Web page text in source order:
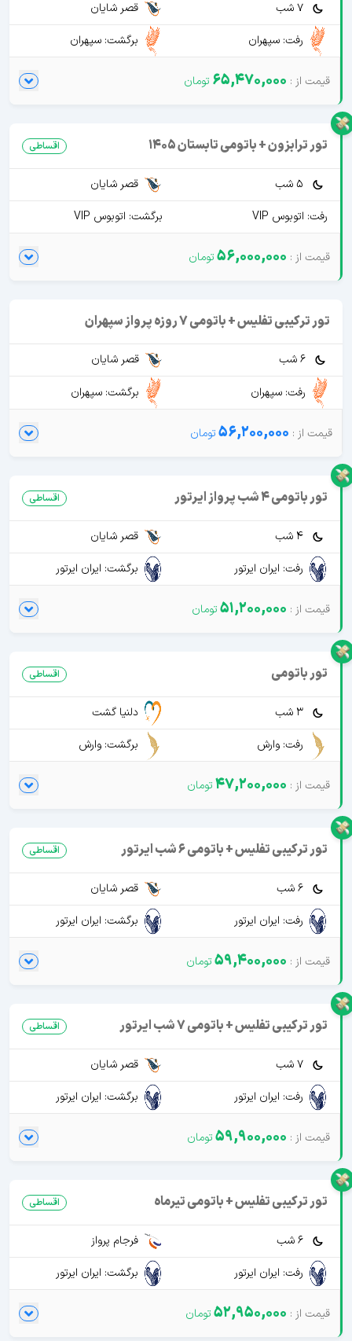
7 شب
قصر شایان
رفت: سپهران
برگشت: سپهران
65,470,000
تور ترابزون + باتومی تابستان 1405 اقساطی
5 شب
قصر شایان
رفت: اتوبوس VIP
برگشت: اتوبوس VIP
56,000,000
تور ترکیبی تفلیس + باتومی 7 روزه پرواز سپهران
6 شب
قصر شایان
رفت: سپهران
برگشت: سپهران
56,200,000
تور باتومی 4 شب پرواز ایرتور اقساطی
4 شب
قصر شایان
رفت: ایران ایرتور
برگشت: ایران ایرتور
51,200,000
تور باتومی اقساطی
3 شب
دلنیا گشت
رفت: وارش
برگشت: وارش
47,200,000
تور ترکیبی تفلیس + باتومی 6 شب ایرتور اقساطی
6 شب
قصر شایان
رفت: ایران ایرتور
برگشت: ایران ایرتور
59,400,000
تور ترکیبی تفلیس + باتومی 7 شب ایرتور اقساطی
7 شب
قصر شایان
رفت: ایران ایرتور
برگشت: ایران ایرتور
59,900,000
تور ترکیبی تفلیس + باتومی تیرماه اقساطی
6 شب
فرجام پرواز
رفت: ایران ایرتور
برگشت: ایران ایرتور
52,950,000